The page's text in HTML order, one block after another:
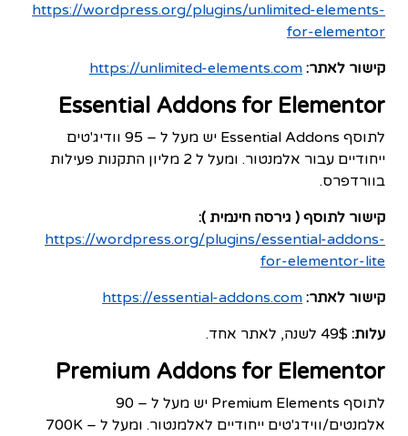
https://wordpress.org/plugins/unlimited-elements-
for-elementor
קישור לאתר: https://unlimited-elements.com
Essential Addons for Elementor
לתוסף Essential Addons יש מעל ל – 95 וודיג'טים
ייחודיים עבור אלמנטור. ומעל ל 2 מליון התקנות פעילות
בוורדפרס.
קישור לתוסף ( גירסה חינמית ):
https://wordpress.org/plugins/essential-addons-
for-elementor-lite
קישור לאתר: https://essential-addons.com
עלות:
Premium Addons for Elementor
לתוסף Premium Elements יש מעל ל – 90
אלמנטים/ווידג'טים ייחודיים לאלמנטור. ומעל ל – 700K